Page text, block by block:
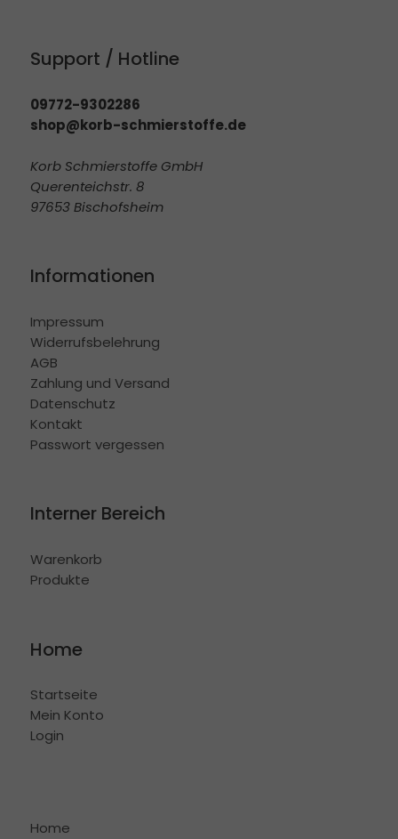
Support / Hotline
09772-9302286
shop@korb-schmierstoffe.de
Korb Schmierstoffe GmbH
Querenteichstr. 8
97653 Bischofsheim
Informationen
Impressum
Widerrufsbelehrung
AGB
Zahlung und Versand
Datenschutz
Kontakt
Passwort vergessen
Interner Bereich
Warenkorb
Produkte
Home
Startseite
Mein Konto
Login
Home